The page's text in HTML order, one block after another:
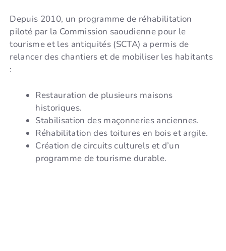
Depuis 2010, un programme de réhabilitation
piloté par la Commission saoudienne pour le
tourisme et les antiquités (SCTA) a permis de
relancer des chantiers et de mobiliser les habitants
:
Restauration de plusieurs maisons
historiques.
Stabilisation des maçonneries anciennes.
Réhabilitation des toitures en bois et argile.
Création de circuits culturels et d’un
programme de tourisme durable.